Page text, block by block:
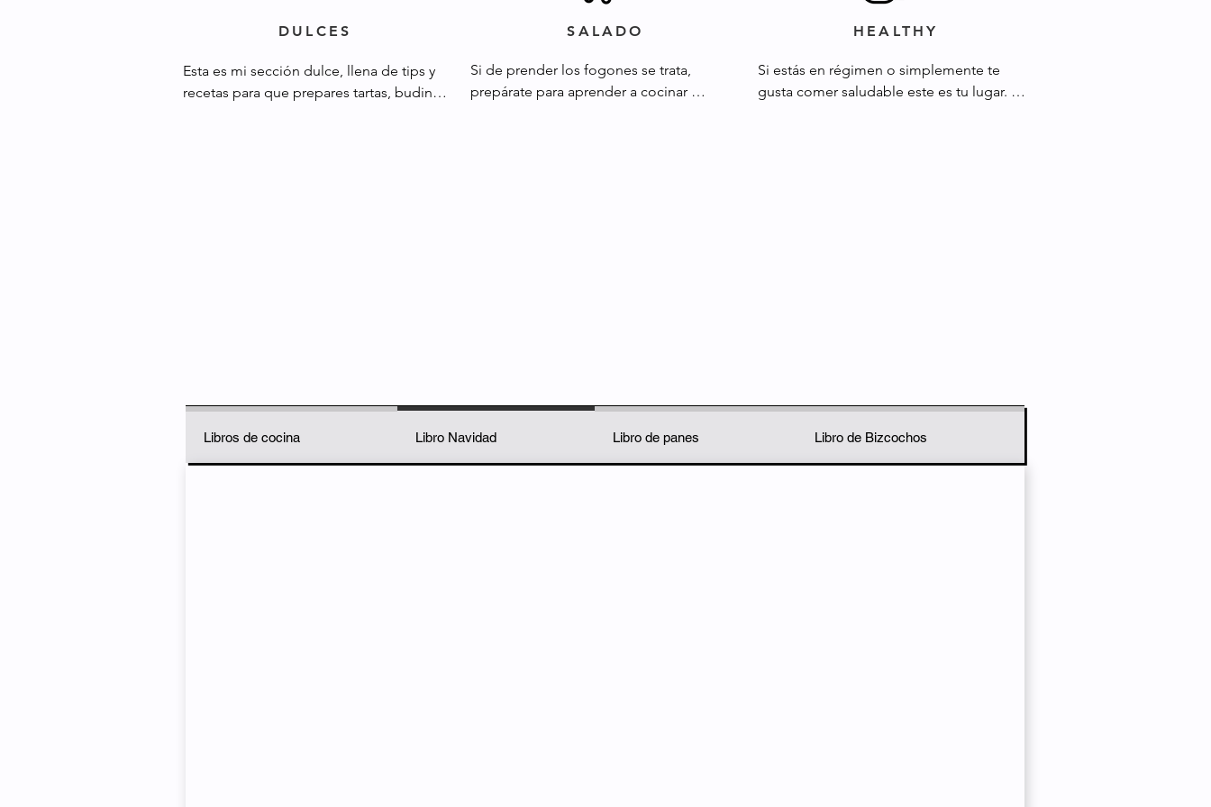
DULCES
Esta es mi sección dulce, llena de tips y
recetas para que prepares tartas, budines,
SALADO
Si de prender los fogones se trata,
prepárate para aprender a cocinar
HEALTHY
Si estás en régimen o simplemente te
gusta comer saludable este es tu lugar.
Libros de cocina Libro Navidad Libro de panes Libro de Bizcochos